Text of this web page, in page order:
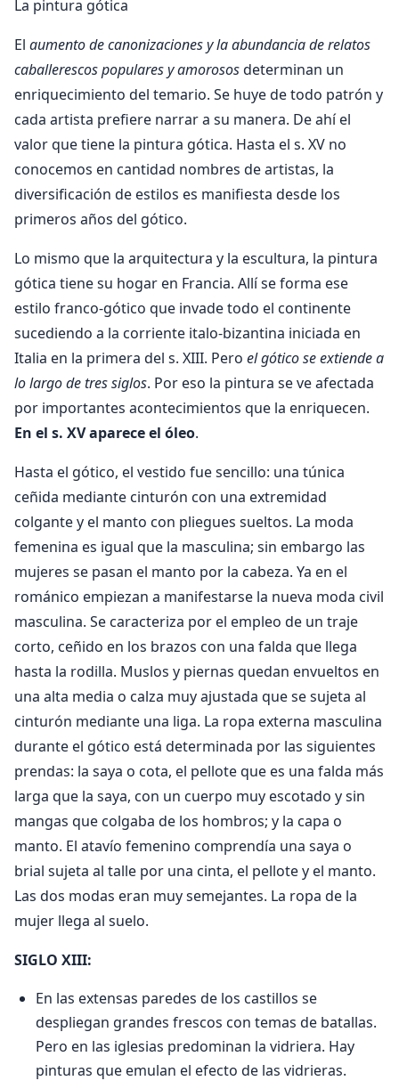
La pintura gótica
El aumento de canonizaciones y la abundancia de relatos
caballerescos populares y amorososdeterminan un
enriquecimiento del temario. Se huye de todo patrón y
cada artista prefiere narrar a su manera. De ahí el
valor que tiene la pintura gótica. Hasta el s. XV no
conocemos en cantidad nombres de artistas, la
diversificación de estilos es manifiesta desde los
primeros años del gótico.
Lo mismo que la arquitectura y la escultura, la pintura
gótica tiene su hogar en Francia. Allí se forma ese
estilo franco-gótico que invade todo el continente
sucediendo a la corriente italo-bizantina iniciada en
Italia en la primera del s. XIII. Pero el gótico se extiende a
lo largo de tres siglos. Por eso la pintura se ve afectada
por importantes acontecimientos que la enriquecen.
En el s. XV aparece el óleo.
Hasta el gótico, el vestido fue sencillo: una túnica
ceñida mediante cinturón con una extremidad
colgante y el manto con pliegues sueltos. La moda
femenina es igual que la masculina; sin embargo las
mujeres se pasan el manto por la cabeza. Ya en el
románico empiezan a manifestarse la nueva moda civil
masculina. Se caracteriza por el empleo de un traje
corto, ceñido en los brazos con una falda que llega
hasta la rodilla. Muslos y piernas quedan envueltos en
una alta media o calza muy ajustada que se sujeta al
cinturón mediante una liga. La ropa externa masculina
durante el gótico está determinada por las siguientes
prendas: la saya o cota, el pellote que es una falda más
larga que la saya, con un cuerpo muy escotado y sin
mangas que colgaba de los hombros; y la capa o
manto. El atavío femenino comprendía una saya o
brial sujeta al talle por una cinta, el pellote y el manto.
Las dos modas eran muy semejantes. La ropa de la
mujer llega al suelo.
SIGLO XIII:
En las extensas paredes de los castillos se
despliegan grandes frescos con temas de batallas.
Pero en las iglesias predominan la vidriera. Hay
pinturas que emulan el efecto de las vidrieras.